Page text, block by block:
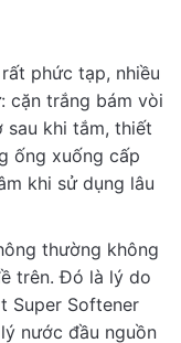
phức tạp, nhiều
cặn trắng bám vòi
sau khi tắm, thiết
ống xuống cấp
khi sử dụng lâu
thường không
trên. Đó là lý do
Super Softener
nước đầu nguồn
“”